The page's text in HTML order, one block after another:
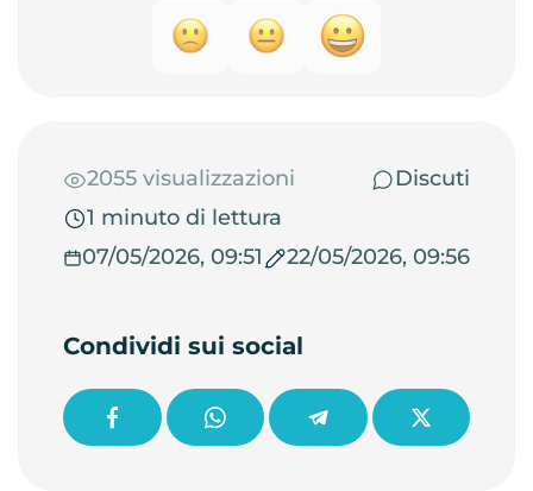
2055 visualizzazioni
Discuti
1 minuto di lettura
07/05/2026, 09:51
22/05/2026, 09:56
Condividi sui social